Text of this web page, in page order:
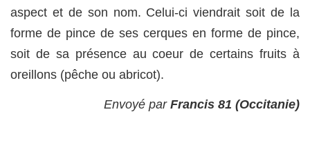
aspect et de son nom. Celui-ci viendrait soit de la
forme de pince de ses cerques en forme de pince,
soit de sa présence au coeur de certains fruits à
oreillons (pêche ou abricot).
Envoyé par Francis 81 (Occitanie)